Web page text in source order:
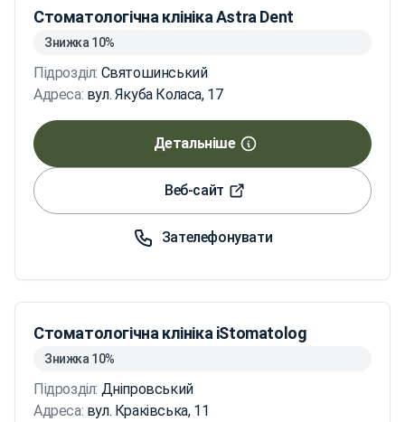
Стоматологічна клініка Astra Dent
Знижка 10%
Підрозділ: Святошинський
Адреса: вул. Якуба Коласа, 17
Детальніше
Веб-сайт
Зателефонувати
Стоматологічна клініка iStomatolog
Знижка 10%
Підрозділ: Дніпровський
Адреса: вул. Краківська, 11